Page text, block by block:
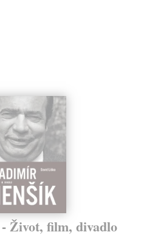
Život, film, divadlo